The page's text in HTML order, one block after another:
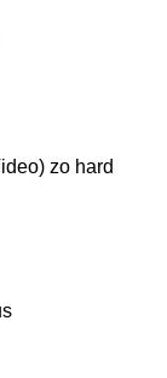
zo hard